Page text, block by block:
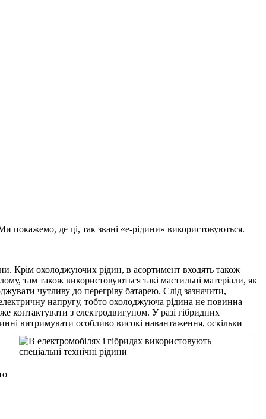
покажемо, де ці, так звані «е-рідини» використовуються.
Крім охолоджуючих рідин, в асортимент входять також
там також використовуються такі мастильні матеріали, як
чутливу до перегріву батарею. Слід зазначити,
напругу, тобто охолоджуюча рідина не повинна
контактувати з електродвигуном. У разі гібридних
витримувати особливо високі навантаження, оскільки